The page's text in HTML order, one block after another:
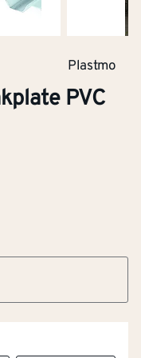
Plastmo
PVC
klar 106x420